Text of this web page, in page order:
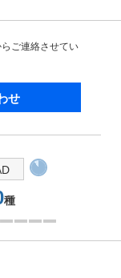
ご連絡させてい
せ
種